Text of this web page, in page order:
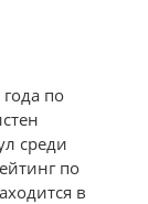
по
среди
по
в